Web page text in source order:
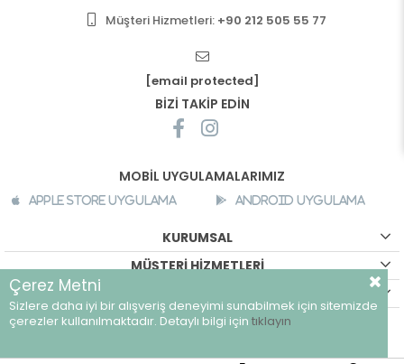
Müşteri Hizmetleri: +90 212 505 55 77
[email protected]
BİZİ TAKİP EDİN
MOBİL UYGULAMALARIMIZ
Apple Store Uygulama Android Uygulama
KURUMSAL
MÜŞTERİ HİZMETLERİ
©breeze.com.tr - Tüm hakları saklıdır.
Çerez Metni
Sizlere daha iyi bir alışveriş deneyimi sunabilmek için sitemizde
çerezler kullanılmaktadır. Detaylı bilgi için tıklayın